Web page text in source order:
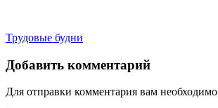
Навигация
по
записям
Трудовые будни
Добавить комментарий
Для отправки комментария вам необходимо